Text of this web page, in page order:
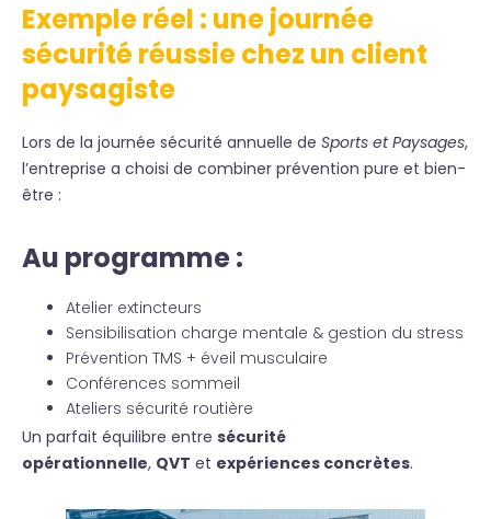
Exemple réel : une journée
sécurité réussie chez un client
paysagiste
Lors de la journée sécurité annuelle de Sports et Paysages,
l’entreprise a choisi de combiner prévention pure et bien-
être :
Au programme :
Atelier extincteurs
Sensibilisation charge mentale & gestion du stress
Prévention TMS + éveil musculaire
Conférences sommeil
Ateliers sécurité routière
Un parfait équilibre entre sécurité
opérationnelle, QVT et expériences concrètes.